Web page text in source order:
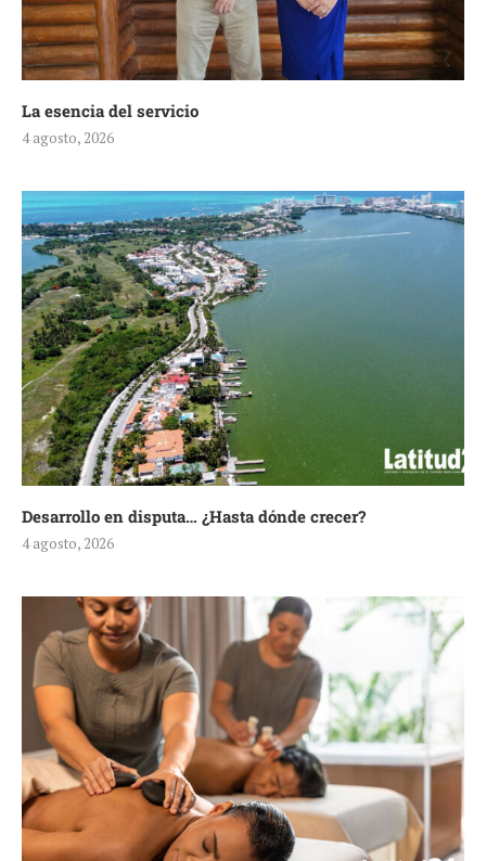
La esencia del servicio
4 agosto, 2026
Desarrollo en disputa… ¿Hasta dónde crecer?
4 agosto, 2026